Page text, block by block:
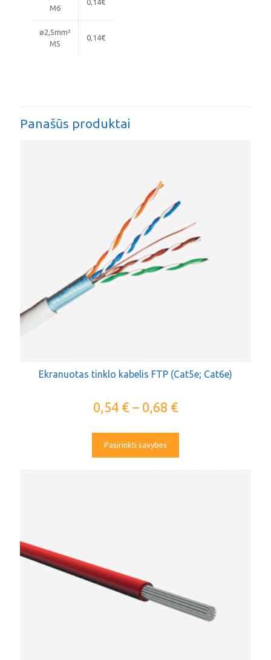
M6
0,14€
ø2,5mm²
M5
0,14€
Panašūs produktai
Ekranuotas tinklo kabelis FTP (Cat5e; Cat6e)
0,54 €– 0,68 €
Pasirinkti savybes